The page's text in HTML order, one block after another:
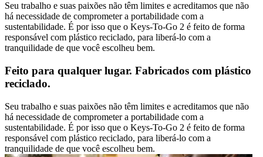
Seu trabalho e suas paixões não têm limites e acreditamos que não
há necessidade de comprometer a portabilidade com a
sustentabilidade. É por isso que o Keys-To-Go 2 é feito de forma
responsável com plástico reciclado, para liberá-lo com a
tranquilidade de que você escolheu bem.
Feito para qualquer lugar. Fabricados com plástico
reciclado.
Seu trabalho e suas paixões não têm limites e acreditamos que não
há necessidade de comprometer a portabilidade com a
sustentabilidade. É por isso que o Keys-To-Go 2 é feito de forma
responsável com plástico reciclado, para liberá-lo com a
tranquilidade de que você escolheu bem.